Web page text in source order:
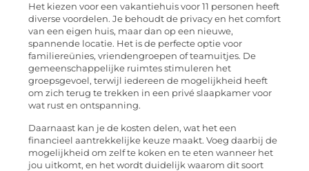
Het kiezen voor een vakantiehuis voor 11 personen heeft
diverse voordelen. Je behoudt de privacy en het comfort
van een eigen huis, maar dan op een nieuwe,
spannende locatie. Het is de perfecte optie voor
familiereünies, vriendengroepen of teamuitjes. De
gemeenschappelijke ruimtes stimuleren het
groepsgevoel, terwijl iedereen de mogelijkheid heeft
om zich terug te trekken in een privé slaapkamer voor
wat rust en ontspanning.
Daarnaast kan je de kosten delen, wat het een
financieel aantrekkelijke keuze maakt. Voeg daarbij de
mogelijkheid om zelf te koken en te eten wanneer het
jou uitkomt, en het wordt duidelijk waarom dit soort